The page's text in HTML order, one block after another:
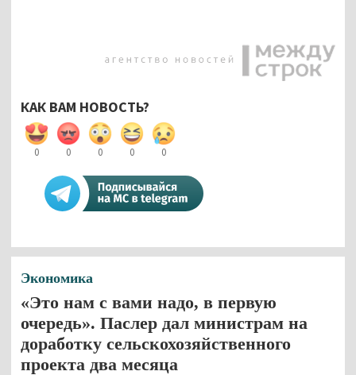
КАК ВАМ НОВОСТЬ?
0 0 0 0 0
Экономика
«Это нам с вами надо, в первую
очередь». Паслер дал министрам на
доработку сельскохозяйственного
проекта два месяца